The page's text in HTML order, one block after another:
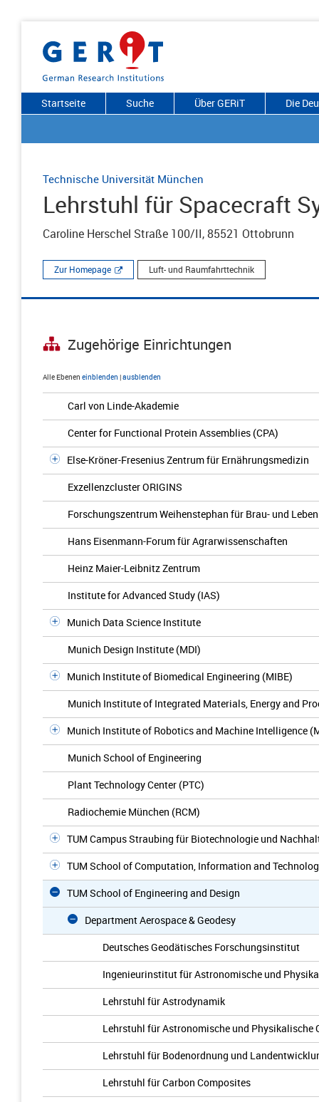
Startseite Suche Über GERiT Die
Technische Universität München
Lehrstuhl für Spacecraft
Caroline Herschel Straße 100/II, 85521 Ottobrunn
Zur Homepage Luft- und Raumfahrttechnik
Zugehörige Einrichtungen
Alle Ebenen einblenden |ausblenden
Carl von Linde-Akademie
Center for Functional Protein Assemblies (CPA)
Else-Kröner-Fresenius Zentrum für Ernährungsmedizin
Exzellenzcluster ORIGINS
Forschungszentrum Weihenstephan für Brau- und
Hans Eisenmann-Forum für Agrarwissenschaften
Heinz Maier-Leibnitz Zentrum
Institute for Advanced Study (IAS)
Munich Data Science Institute
Munich Design Institute (MDI)
Munich Institute of Biomedical Engineering (MIBE)
Munich Institute of Integrated Materials, Energy and
Munich Institute of Robotics and Machine Intelligence
Munich School of Engineering
Plant Technology Center (PTC)
Radiochemie München (RCM)
TUM Campus Straubing für Biotechnologie und
TUM School of Computation, Information and
TUM School of Engineering and Design
Department Aerospace & Geodesy
Deutsches Geodätisches Forschungsinstitut
Ingenieurinstitut für Astronomische und
Lehrstuhl für Astrodynamik
Lehrstuhl für Astronomische und Physikalische
Lehrstuhl für Bodenordnung und
Lehrstuhl für Carbon Composites